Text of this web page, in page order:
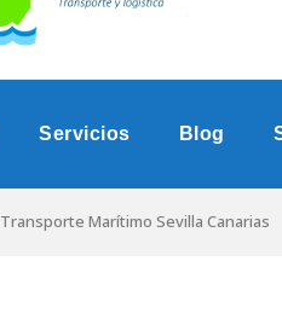
Servicios Blog
Transporte Marítimo Sevilla Canarias